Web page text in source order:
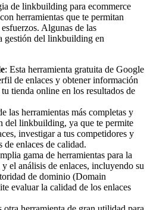
de linkbuilding para ecommerce
herramientas que te permitan
Algunas de las
gestión del linkbuilding en
: Esta herramienta gratuita de Google
de enlaces y obtener información
tienda online en los resultados de
las herramientas más completas y
del linkbuilding, ya que te permite
investigar a tus competidores y
de enlaces de calidad.
gama de herramientas para la
el análisis de enlaces, incluyendo su
de dominio (Domain
evaluar la calidad de los enlaces